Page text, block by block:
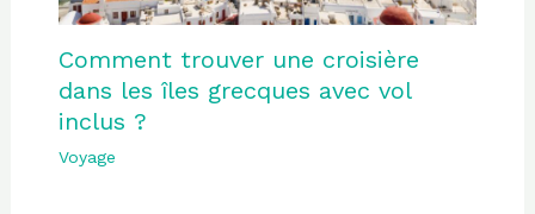
Comment trouver une croisière
dans les îles grecques avec vol
inclus ?
Voyage